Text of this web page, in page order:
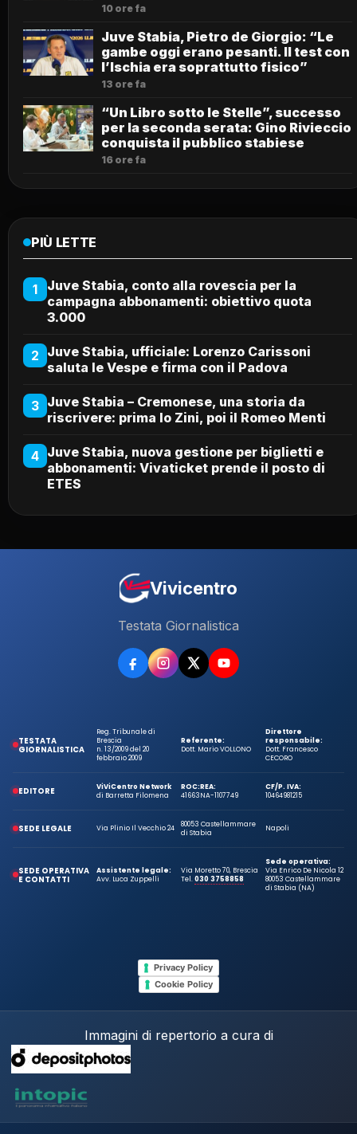
10 ore fa
Juve Stabia, Pietro de Giorgio: “Le
gambe oggi erano pesanti. Il test con
l’Ischia era soprattutto fisico”
13 ore fa
“Un Libro sotto le Stelle”, successo
per la seconda serata: Gino Rivieccio
conquista il pubblico stabiese
16 ore fa
PIÙ LETTE
1
Juve Stabia, conto alla rovescia per la
campagna abbonamenti: obiettivo quota
3.000
2 Juve Stabia, ufficiale: Lorenzo Carissoni
saluta le Vespe e firma con il Padova
3 Juve Stabia – Cremonese, una storia da
riscrivere: prima lo Zini, poi il Romeo Menti
4 Juve Stabia, nuova gestione per biglietti e
abbonamenti: Vivaticket prende il posto di
ETES
Vivicentro
Testata Giornalistica
TESTATA
GIORNALISTICA
Reg. Tribunale di
Brescia
n. 13/2009 del 20
febbraio 2009
Referente:
Dott. Mario VOLLONO
Direttore
responsabile:
Dott. Francesco
CECORO
EDITORE
ViViCentro Network
di Barretta Filomena
ROC:
41663
REA:
NA-1107749
CF/P. IVA:
10464981215
SEDE LEGALE Via Plinio Il Vecchio 24
80053 Castellammare
di Stabia
Napoli
SEDE OPERATIVA
E CONTATTI
Assistente legale:
Avv. Luca Zuppelli
Via Moretto 70, Brescia
Tel.030 3758858
Sede operativa:
Via Enrico De Nicola 12
80053 Castellammare
di Stabia (NA)
Privacy Policy
Cookie Policy
Immagini di repertorio a cura di